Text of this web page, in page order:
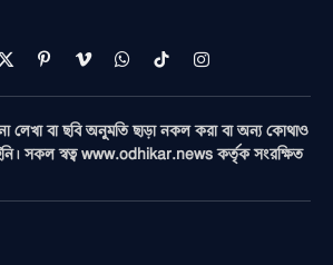
X
(Twitter)
PinterestVimeoWhatsAppTikTokInstagram
লেখা বা ছবি অনুমতি ছাড়া নকল করা বা অন্য কোথাও
সকল স্বত্ব www.odhikar.news কর্তৃক সংরক্ষিত